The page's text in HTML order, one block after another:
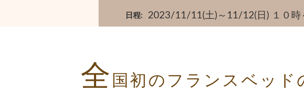
日程 2023/11/11(土)～11/12(日) １０
全 国初のフランスベッ